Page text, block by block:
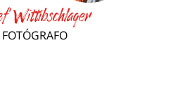
Wittibschlager
FOTÓGRAFO